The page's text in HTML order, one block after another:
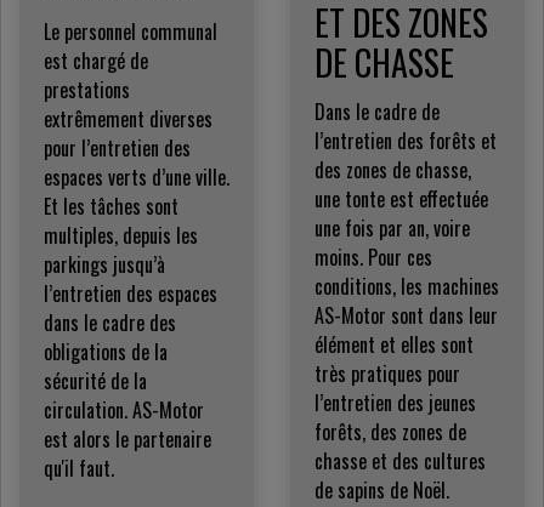
Le personnel communal
est chargé de
prestations
extrêmement diverses
pour l’entretien des
espaces verts d’une ville.
Et les tâches sont
multiples, depuis les
parkings jusqu’à
l’entretien des espaces
dans le cadre des
obligations de la
sécurité de la
circulation. AS-Motor
est alors le partenaire
qu'il faut.
ET DES ZONES
DE CHASSE
Dans le cadre de
l’entretien des forêts et
des zones de chasse,
une tonte est effectuée
une fois par an, voire
moins. Pour ces
conditions, les machines
AS-Motor sont dans leur
élément et elles sont
très pratiques pour
l’entretien des jeunes
forêts, des zones de
chasse et des cultures
de sapins de Noël.